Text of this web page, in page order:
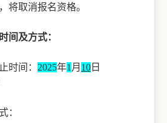
将取消报名资格。
间及方式：
时间： 2025年1 月 10 日
：